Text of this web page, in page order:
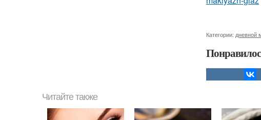
Категории: дневной
Читайте также